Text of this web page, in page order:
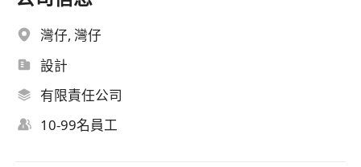
灣仔, 灣仔
設計
有限責任公司
10-99名員工